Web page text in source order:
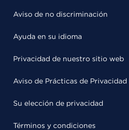
Aviso de no discriminación
Ayuda en su idioma
Privacidad de nuestro sitio web
Aviso de Prácticas de Privacidad
Su elección de privacidad
Términos y condiciones